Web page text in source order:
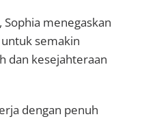
menegaskan
semakin
dan kesejahteraan
dengan penuh